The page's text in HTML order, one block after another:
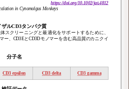
https://doi.org/10.1002/jat.4812
in Cynomolgus Monkeys
ルCD3タンパク質
スクリーニングと最適化をサポートするために、
ー、CD3EとCD3Dモノマーを含む高品質のカニクイ
分子名
CD3 epsilon CD3 delta CD3 gamma